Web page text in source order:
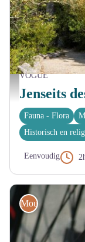
VOGUE
Jenseits
Fauna - Flora
Historisch en
Eenvoudig
Mountainbike